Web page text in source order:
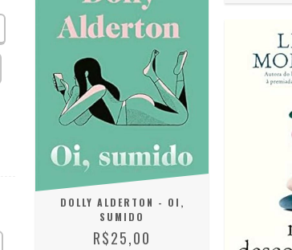
DOLLY ALDERTON - OI,
SUMIDO
R$25,00